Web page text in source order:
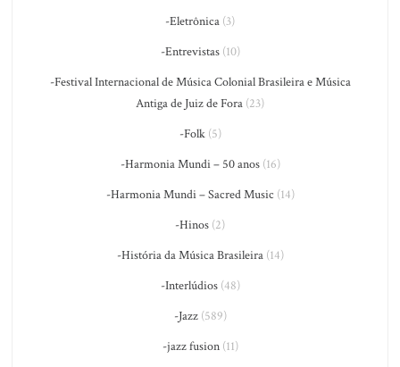
-Eletrônica (3)
-Entrevistas(10)
-Festival Internacional de Música Colonial Brasileira e Música
Antiga de Juiz de Fora (23)
-Folk(5)
-Harmonia Mundi – 50 anos(16)
-Harmonia Mundi – Sacred Music (14)
-Hinos (2)
-História da Música Brasileira(14)
-Interlúdios(48)
-Jazz(589)
-jazz fusion(11)